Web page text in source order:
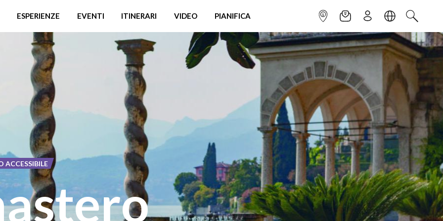
ESPERIENZE EVENTI ITINERARI VIDEO PIANIFICA INFOPOINTNEWSLETTER
ISCRIVITILINGUACERCA
ACCESSIBILE